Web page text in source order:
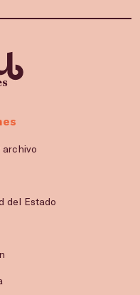
archivo
del Estado